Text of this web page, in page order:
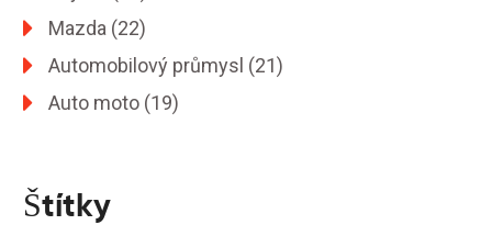
Mazda (22)
Automobilový průmysl (21)
Auto moto (19)
Štítky